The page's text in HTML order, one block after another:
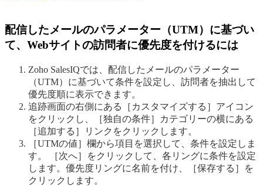
配信したメールのパラメーター（UTM）に基づい
て、Webサイトの訪問者に優先度を付けるには
Zoho SalesIQでは、配信したメールのパラメーター
（UTM）に基づいて条件を設定し、訪問者を抽出して
優先度順に表示できます。
追跡画面の右側にある［カスタマイズする］アイコン
をクリックし、［独自の条件］カテゴリーの横にある
［追加する］リンクをクリックします。
［UTMの値］欄から項目を選択して、条件を設定しま
す。 ［次へ］をクリックして、各リングに条件を設定
します。優先度リングに名前を付け、［保存する］を
クリックします。